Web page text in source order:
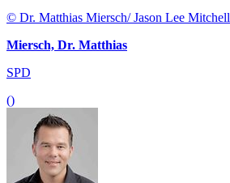
© Dr. Matthias Miersch/ Jason Lee Mitchell
Miersch, Dr. Matthias
SPD
()